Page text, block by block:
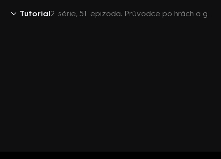
Tutorial 2. série, 51. epizoda: Průvodce po hrách a gadgetech s hostem Jiřím Langmajerem a boomerem Michalem Suchánem